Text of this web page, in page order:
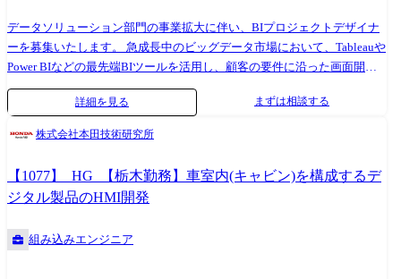
データソリューション部門の事業拡大に伴い、BIプロジェクトデザイナ
ーを募集いたします。 急成長中のビッグデータ市場において、Tableauや
Power BIなどの最先端BIツールを活用し、顧客の要件に沿った画面開発
のためのデザイン業務を担当していただきます。 本ポジションでは、対
顧客のBIプロジェクトにおいて、デザインの力で顧客の抱える課題を解
決し、顧客の利益を最大化することを目指します。 顧客と積極的にコミ
成功に貢献することにやりがいを感じられる方を歓迎します。 ●BI(ビジ
ネスインテリジェンス)ツールを用いたプロジェクトで、顧客要件に沿っ
た画面開発のデザイン ●顧客と同じ目線で対話し、Start with why(目的を
の問題・課題を明らかにし、デザインに落とし込む ※ひとりで、複数の
詳細を見る まずは相談する
株式会社本田技術研究所
【1077】_HG_【栃木勤務】車室内(キャビン)を構成するデ
ジタル製品のHMI開発
組み込みエンジニア